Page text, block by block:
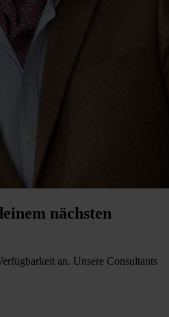
nächsten
an. Unsere Consultants